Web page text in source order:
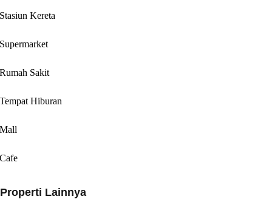
Stasiun Kereta
Supermarket
Rumah Sakit
Tempat Hiburan
Mall
Cafe
Properti Lainnya